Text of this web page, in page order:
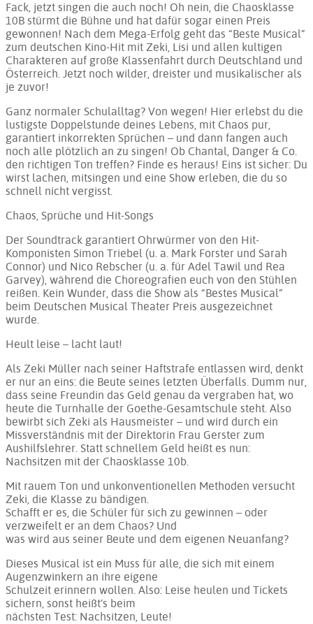
Fack, jetzt singen die auch noch! Oh nein, die Chaosklasse
10B stürmt die Bühne und hat dafür sogar einen Preis
gewonnen! Nach dem Mega-Erfolg geht das “Beste Musical”
zum deutschen Kino-Hit mit Zeki, Lisi und allen kultigen
Charakteren auf große Klassenfahrt durch Deutschland und
Österreich. Jetzt noch wilder, dreister und musikalischer als
je zuvor!
Ganz normaler Schulalltag? Von wegen! Hier erlebst du die
lustigste Doppelstunde deines Lebens, mit Chaos pur,
garantiert inkorrekten Sprüchen – und dann fangen auch
noch alle plötzlich an zu singen! Ob Chantal, Danger & Co.
den richtigen Ton treffen? Finde es heraus! Eins ist sicher: Du
wirst lachen, mitsingen und eine Show erleben, die du so
schnell nicht vergisst.
Chaos, Sprüche und Hit-Songs
Der Soundtrack garantiert Ohrwürmer von den Hit-
Komponisten Simon Triebel (u. a. Mark Forster und Sarah
Connor) und Nico Rebscher (u. a. für Adel Tawil und Rea
Garvey), während die Choreografien euch von den Stühlen
reißen. Kein Wunder, dass die Show als “Bestes Musical”
beim Deutschen Musical Theater Preis ausgezeichnet
wurde.
Heult leise – lacht laut!
Als Zeki Müller nach seiner Haftstrafe entlassen wird, denkt
er nur an eins: die Beute seines letzten Überfalls. Dumm nur,
dass seine Freundin das Geld genau da vergraben hat, wo
heute die Turnhalle der Goethe-Gesamtschule steht. Also
bewirbt sich Zeki als Hausmeister – und wird durch ein
Missverständnis mit der Direktorin Frau Gerster zum
Aushilfslehrer. Statt schnellem Geld heißt es nun:
Nachsitzen mit der Chaosklasse 10b.
Mit rauem Ton und unkonventionellen Methoden versucht
Zeki, die Klasse zu bändigen.
Schafft er es, die Schüler für sich zu gewinnen – oder
verzweifelt er an dem Chaos? Und
was wird aus seiner Beute und dem eigenen Neuanfang?
Dieses Musical ist ein Muss für alle, die sich mit einem
Augenzwinkern an ihre eigene
Schulzeit erinnern wollen. Also: Leise heulen und Tickets
sichern, sonst heißt’s beim
nächsten Test: Nachsitzen, Leute!